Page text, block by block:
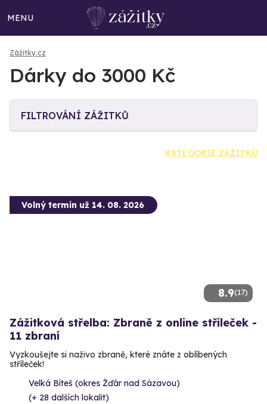
MENU
Zážitky.cz
Dárky do 3000 Kč
FILTROVÁNÍ ZÁŽITKŮ
KATEGORIE ZÁŽITKŮ
8.9(17)
Volný termín už 14. 08. 2026
Zážitková střelba: Zbraně z online stříleček -
11 zbraní
Vyzkoušejte si naživo zbraně, které znáte z oblíbených
stříleček!
Velká Bíteš (okres Žďár nad Sázavou)
(+ 28 dalších lokalit)